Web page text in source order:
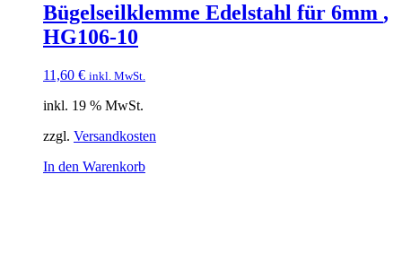
Bügelseilklemme Edelstahl für 6mm ,
HG106-10
11,60 € inkl. MwSt.
inkl. 19 % MwSt.
zzgl. Versandkosten
In den Warenkorb